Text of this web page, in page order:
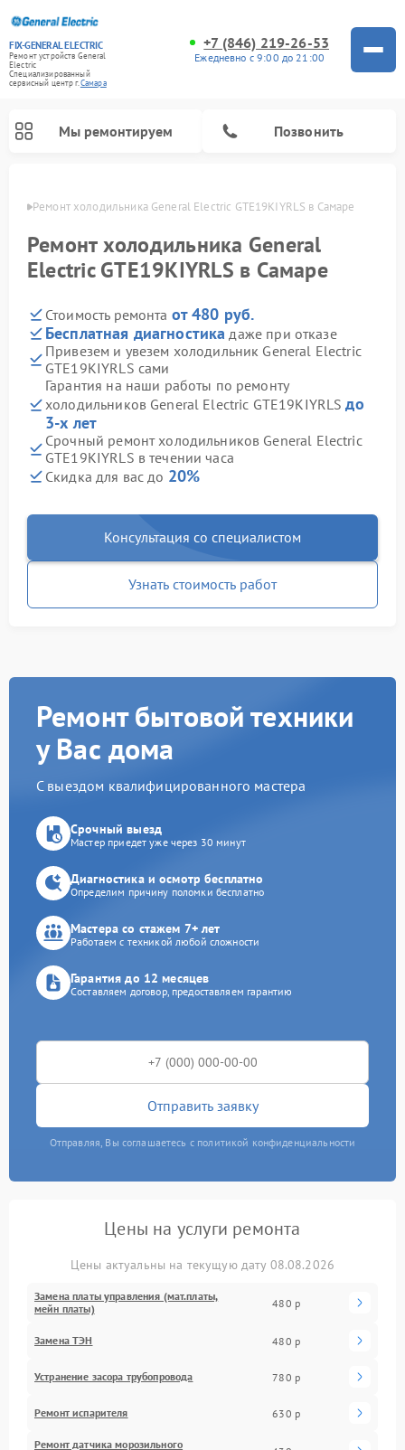
FIX-GENERAL ELECTRIC
Ремонт устройств General
Electric
Специализированный
cервисный центр г.Самара
+7 (846) 219-26-53
Ежедневно с 9:00 до 21:00
Мы ремонтируем Позвонить
Ремонт холодильника General Electric GTE19KIYRLS в Самаре
Ремонт холодильника General
Electric GTE19KIYRLS в Самаре
Стоимость ремонта от 480 руб.
Бесплатная диагностика даже при отказе
Привезем и увезем холодильник General Electric
GTE19KIYRLS сами
Гарантия на наши работы по ремонту
холодильников General Electric GTE19KIYRLSдо
3-х лет
Срочный ремонт холодильников General Electric
GTE19KIYRLS в течении часа
Скидка для вас до 20%
Консультация со специалистом
Узнать стоимость работ
Ремонт бытовой техники
у Вас дома
С выездом квалифицированного мастера
Срочный выезд
Мастер приедет уже через 30 минут
Диагностика и осмотр бесплатно
Определим причину поломки бесплатно
Мастера со стажем 7+ лет
Работаем с техникой любой сложности
Гарантия до 12 месяцев
Составляем договор, предоставляем гарантию
Отправить заявку
Отправляя, Вы соглашаетесь с политикой конфиденциальности
Цены на услуги ремонта
Цены актуальны на текущую дату 08.08.2026
Замена платы управления (мат.платы,
мейн платы)
480 р
Замена ТЭН 480 р
Устранение засора трубопровода 780 р
Ремонт испарителя 630 р
Ремонт датчика морозильного